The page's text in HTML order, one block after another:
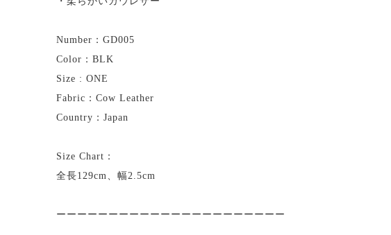
Number：GD005
Color：BLK
Size : ONE
Fabric：Cow Leather
Country：Japan
Size Chart：
全長129cm、幅2.5cm
ーーーーーーーーーーーーーーーーーーーーーー